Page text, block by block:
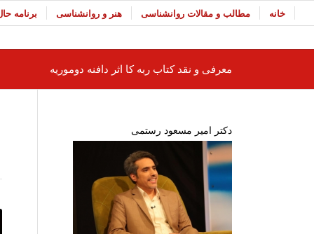
خانه مطالب و مقالات روانشناسی هنر و روانشناسی برنامه
معرفی و نقد کتاب ربه کا اثر دافنه دوموریه
دکتر امیر مسعود رستمی